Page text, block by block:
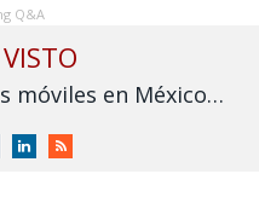
Q&A
Más de la mitad de líneas móviles en México aún no se vinculan a la CURP
LinkedInRSS